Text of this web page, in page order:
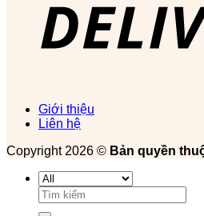
Giới thiệu
Liên hệ
Copyright 2026 © Bản quyền
Tìm
kiếm: